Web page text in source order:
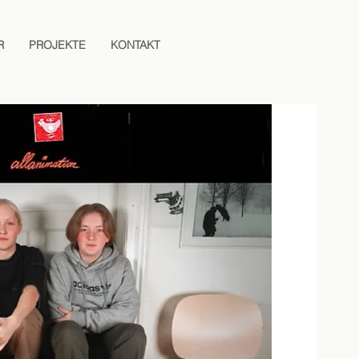
PROJEKTE KONTAKT